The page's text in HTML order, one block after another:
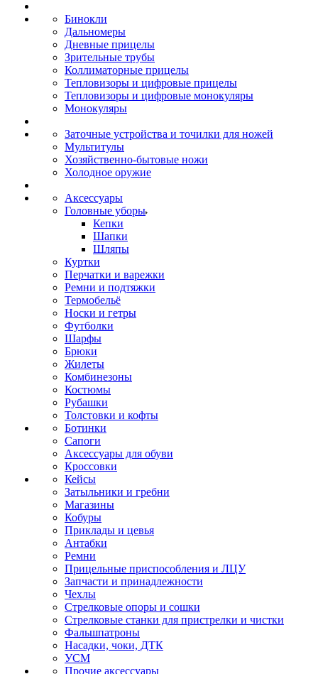
Бинокли
Дальномеры
Дневные прицелы
Зрительные трубы
Коллиматорные прицелы
Тепловизоры и цифровые прицелы
Тепловизоры и цифровые монокуляры
Монокуляры
Заточные устройства и точилки для ножей
Мультитулы
Хозяйственно-бытовые ножи
Холодное оружие
Аксессуары
Головные уборы
Кепки
Шапки
Шляпы
Куртки
Перчатки и варежки
Ремни и подтяжки
Термобельё
Носки и гетры
Футболки
Шарфы
Брюки
Жилеты
Комбинезоны
Костюмы
Рубашки
Толстовки и кофты
Ботинки
Сапоги
Аксессуары для обуви
Кроссовки
Кейсы
Затыльники и гребни
Магазины
Кобуры
Приклады и цевья
Антабки
Ремни
Прицельные приспособления и ЛЦУ
Запчасти и принадлежности
Чехлы
Стрелковые опоры и сошки
Стрелковые станки для пристрелки и чистки
Фальшпатроны
Насадки, чоки, ДТК
УСМ
Прочие аксессуары